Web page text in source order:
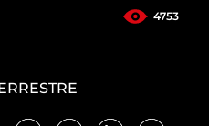
4753